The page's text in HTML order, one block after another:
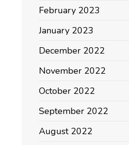
February 2023
January 2023
December 2022
November 2022
October 2022
September 2022
August 2022